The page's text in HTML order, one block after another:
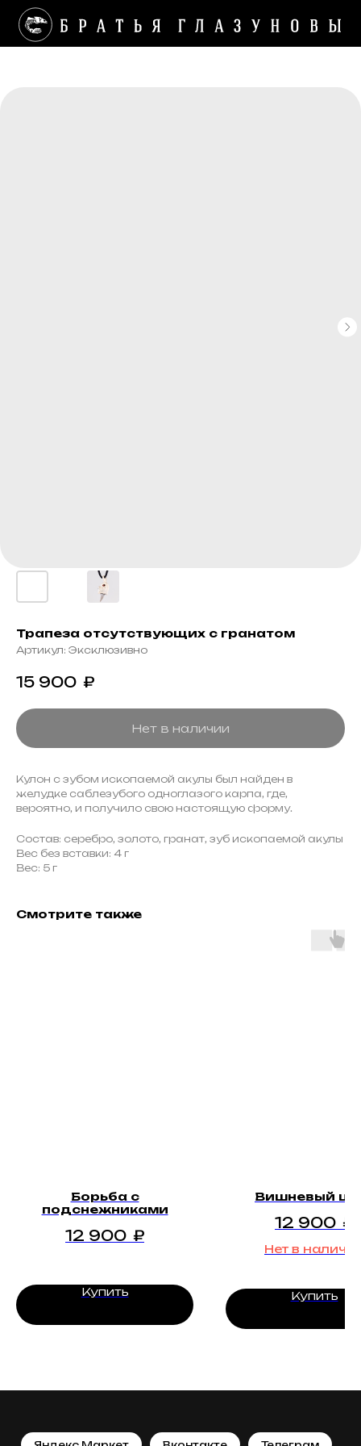
Трапеза отсутствующих с гранатом
Артикул: Эксклюзивно
15 900 ₽
Нет в наличии
Кулон с зубом ископаемой акулы был найден в
желудке саблезубого одноглазого карпа, где,
вероятно, и получило свою настоящую форму.
Состав: серебро, золото, гранат, зуб ископаемой акулы
Вес без вставки: 4 г
Вес: 5 г
Смотрите также
Борьба с
подснежниками
12 900 ₽
Купить
Вишневый
12 900 ₽
Нет в
Купить